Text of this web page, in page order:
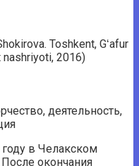
Toshkent, Gʻafur
nashriyoti, 2016)
деятельность,
в Челакском
окончания